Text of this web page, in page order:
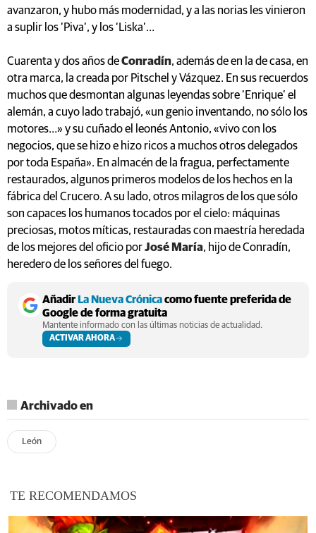
avanzaron, y hubo más modernidad, y a las norias les vinieron
a suplir los ’Piva’, y los ‘Liska’…
Cuarenta y dos años deConradín, además de en la de casa, en
otra marca, la creada por Pitschel y Vázquez. En sus recuerdos
muchos que desmontan algunas leyendas sobre ‘Enrique’ el
alemán, a cuyo lado trabajó, «un genio inventando, no sólo los
motores…» y su cuñado el leonés Antonio, «vivo con los
negocios, que se hizo e hizo ricos a muchos otros delegados
por toda España». En almacén de la fragua, perfectamente
restaurados, algunos primeros modelos de los hechos en la
fábrica del Crucero. A su lado, otros milagros de los que sólo
son capaces los humanos tocados por el cielo: máquinas
preciosas, motos míticas, restauradas con maestría heredada
de los mejores del oficio porJosé María, hijo de Conradín,
heredero de los señores del fuego.
AñadirLa Nueva Crónicacomo fuente preferida de
Google de forma gratuita
Mantente informado con las últimas noticias de actualidad.
ACTIVAR AHORA
Archivado en
León
TE RECOMENDAMOS